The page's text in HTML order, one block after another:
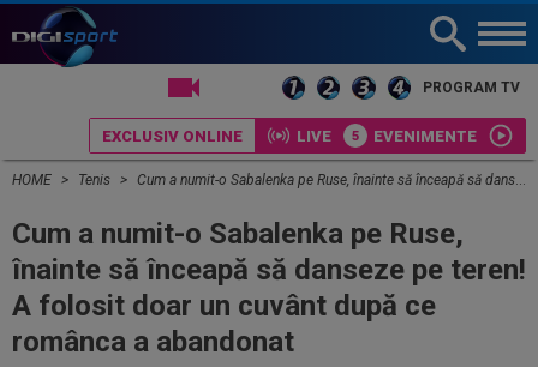
PROGRAM TV
EXCLUSIV ONLINE LIVE EVENIMENTE
HOME Tenis Cum a numit-o Sabalenka pe Ruse, înainte să înceapă să danseze pe teren! A folosit doar un cuvânt după ce românca a abandonat
Cum a numit-o Sabalenka pe Ruse,
înainte să înceapă să danseze pe teren!
A folosit doar un cuvânt după ce
românca a abandonat